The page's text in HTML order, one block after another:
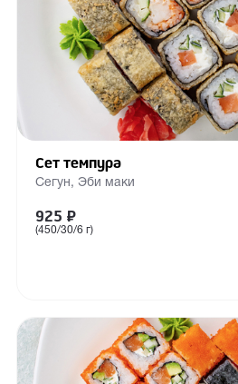
Сет темпура
Сегун, Эби маки
925 ₽
(450/30/6 г)